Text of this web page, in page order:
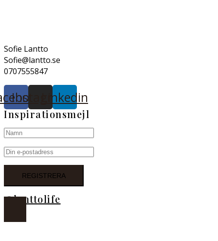
Sofie Lantto
Sofie@lantto.se
0707555847
InstagramLinkedin
Inspirationsmejl
@lanttolife